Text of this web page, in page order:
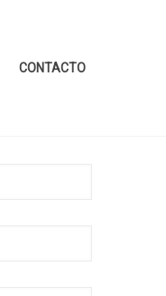
CONTACTO